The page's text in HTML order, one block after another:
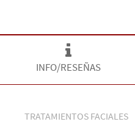
INFO/RESEÑAS
TRATAMIENTOS FACIALES